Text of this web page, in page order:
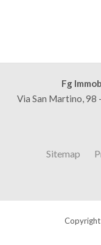
Fg
Via San Martino, 98
Sitemap